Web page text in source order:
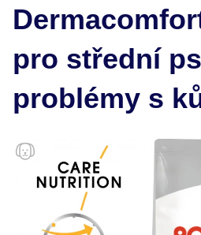
Psi
Veterinární diety
Klinika Veterix
777 319 516 (Po–Pá, 9–19h;
pro střední
problémy s